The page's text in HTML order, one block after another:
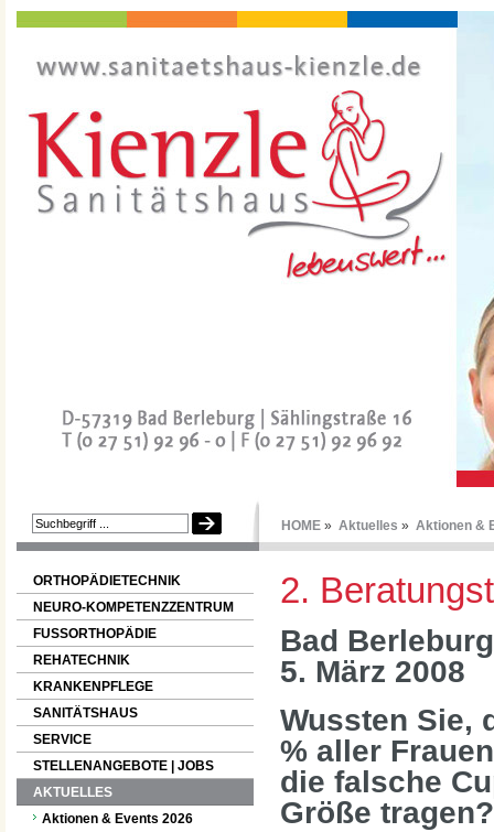
HOME » Aktuelles » Aktionen &
2.
Bad Berleburg
5. März 2008
Wussten Sie,
% aller Frauen
die falsche
Größe tragen?
ORTHOPÄDIETECHNIK
NEURO-KOMPETENZZENTRUM
FUSSORTHOPÄDIE
REHATECHNIK
KRANKENPFLEGE
SANITÄTSHAUS
SERVICE
STELLENANGEBOTE | JOBS
AKTUELLES
Aktionen & Events 2026